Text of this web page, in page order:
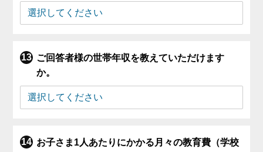
ご回答者様の世帯年収を教えていただけます
か。
お子さま1人あたりにかかる月々の教育費（学校